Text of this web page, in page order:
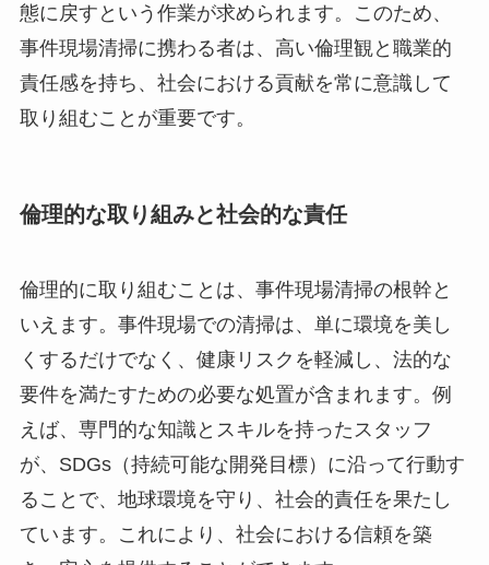
態に戻すという作業が求められます。このため、
事件現場清掃に携わる者は、高い倫理観と職業的
責任感を持ち、社会における貢献を常に意識して
取り組むことが重要です。
倫理的な取り組みと社会的な責任
倫理的に取り組むことは、事件現場清掃の根幹と
いえます。事件現場での清掃は、単に環境を美し
くするだけでなく、健康リスクを軽減し、法的な
要件を満たすための必要な処置が含まれます。例
えば、専門的な知識とスキルを持ったスタッフ
が、SDGs（持続可能な開発目標）に沿って行動す
ることで、地球環境を守り、社会的責任を果たし
ています。これにより、社会における信頼を築